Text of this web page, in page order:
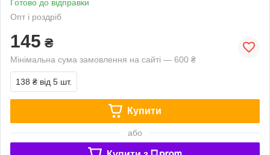
Готово до відправки
Опт і роздріб
145 ₴
Мінімальна сума замовлення на сайті — 600 ₴
138 ₴ від 5 шт.
Купити
або